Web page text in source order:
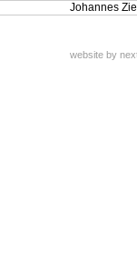
Johannes
website by